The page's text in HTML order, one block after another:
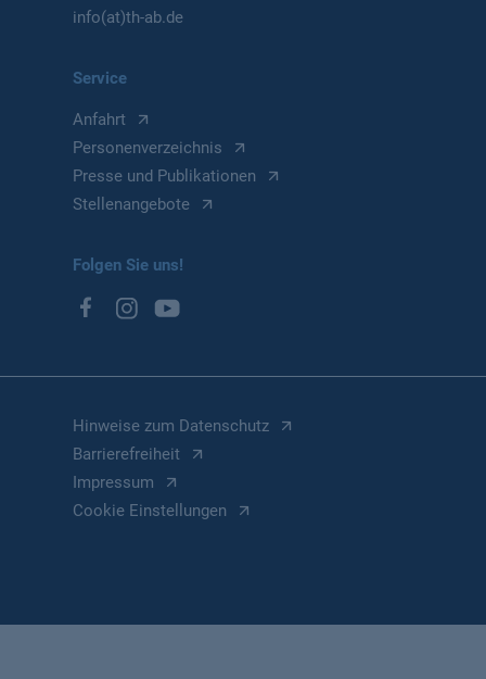
info(at)th-ab.de
Service
Anfahrt
Personenverzeichnis
Presse und Publikationen
Stellenangebote
Folgen Sie uns!
Hinweise zum Datenschutz
Barrierefreiheit
Impressum
Cookie Einstellungen